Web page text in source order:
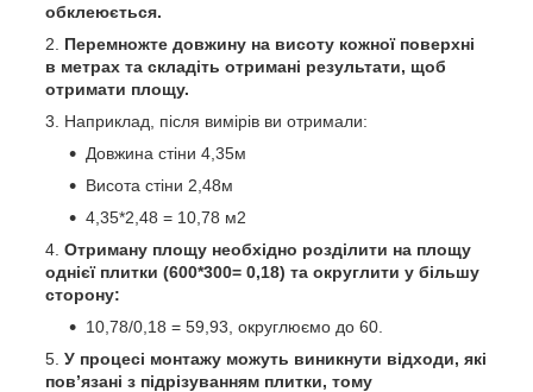
обклеюється.
Перемножте довжину на висоту кожної поверхні
в метрах та складіть отримані результати, щоб
отримати площу.
Наприклад, після вимірів ви отримали:
Довжина стіни 4,35м
Висота стіни 2,48м
4,35*2,48 = 10,78 м2
Отриману площу необхідно розділити на площу
однієї плитки (600*300= 0,18) та округлити у більшу
сторону:
10,78/0,18 = 59,93, округлюємо до 60.
У процесі монтажу можуть виникнути відходи, які
пов’язані з підрізуванням плитки, тому